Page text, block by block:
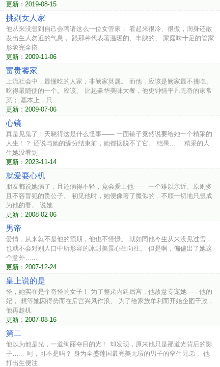
更新：2019-08-15
挑剔女人家
他从来没想到自己会聘请这么一位女管家； 看起来很冷、很傲，周身还散
发出生人勿近的气息， 跟那种代表著温暖的、丰腴的、 家庭味十足的管家
形象完全搭
更新：2009-11-06
富贵饕家
上流社会中，最懂吃的人家，非阙家莫属。 而他，应该是阙家最不挑吃、
吃得最随便的一个。应该。 比起豪华美味大餐，他更钟情平凡无奇的家常
菜； 基本上，只
更新：2009-07-06
心镜
真是见鬼了！天晓得这是什么怪事—— 一面镜子竟然说要给她一个精采的
人生！？ 还说与她的缘分结束前，她都摆脱不了它。 结果…… 精采的人
生她没看到
更新：2023-11-14
就爱耍心机
朋友都说她病了，且还病得不轻，竟会爱上他—— 一个难以亲近、原则多
且不容冒犯的贵公子。 初见他时，她便像著了魔似的，不顾一切地只想成
为他的妻。 说她
更新：2008-02-06
男帝
爱情，从来就不是他的预期，他也不憧憬。 就如同他今生从来没见过雪，
也就不会对别人口中所形容的冰封美景心生向往。 但是啊，偏偏出了她这
个意外……
更新：2007-12-24
皇上说的是
怪，她实在是个奇怪的女子！ 为了整肃内廷后宫，他故意专宠她——他的
妃， 想等她因得势而在后宫兴风作浪、 为了给家族牟利而开始企图干政，
他再趁机
更新：2007-08-16
第二
他以为他是光，一道绚丽夺目的光！ 却发现，原来他只是那道光背后的影
子…… 呵，可不是吗？ 身为全盛莲国最完美无瑕的男子的孪生兄弟， 他
打出生便注